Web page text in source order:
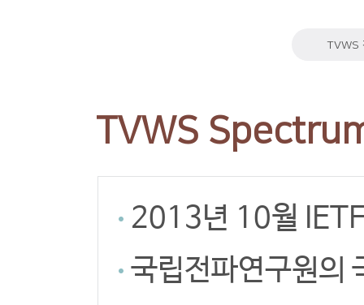
TVWS
TVWS
2013년 10월
국립전파연구원의